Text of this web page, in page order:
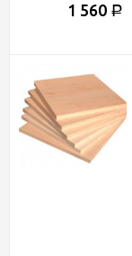
1 560 Р